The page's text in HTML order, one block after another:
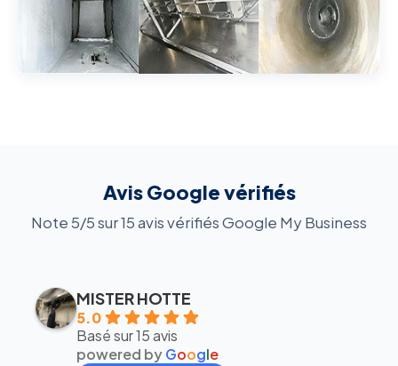
Avis Google vérifiés
Note 5/5 sur 15 avis vérifiés Google My Business
MISTER HOTTE
5.0
Basé sur 15 avis
powered byGoogle